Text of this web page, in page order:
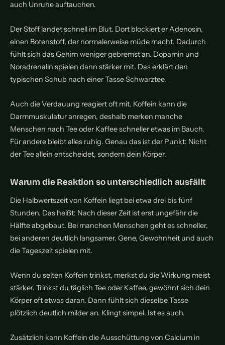
auch Unruhe auftauchen.
Der Stoff landet schnell im Blut. Dort blockiert er Adenosin,
einen Botenstoff, der normalerweise müde macht. Dadurch
fühlt sich das Gehirn weniger gebremst an. Dopamin und
Noradrenalin spielen dann stärker mit. Das erklärt den
typischen Schub nach einer Tasse Schwarztee.
Auch die Verdauung reagiert oft mit. Koffein kann die
Darmmuskulatur anregen, deshalb merken manche
Menschen nach Tee oder Kaffee schneller etwas im Bauch.
Für andere bleibt alles ruhig. Genau das ist der Punkt: Nicht
der Tee allein entscheidet, sondern dein Körper.
Warum die Reaktion so unterschiedlich ausfällt
Die Halbwertszeit von Koffein liegt bei etwa drei bis fünf
Stunden. Das heißt: Nach dieser Zeit ist erst ungefähr die
Hälfte abgebaut. Bei manchen Menschen geht es schneller,
bei anderen deutlich langsamer. Gene, Gewohnheit und auch
die Tageszeit spielen mit.
Wenn du selten Koffein trinkst, merkst du die Wirkung meist
stärker. Trinkst du täglich Tee oder Kaffee, gewöhnt sich dein
Körper oft etwas daran. Dann fühlt sich dieselbe Tasse
plötzlich deutlich milder an. Klingt simpel. Ist es auch.
Zusätzlich kann Koffein die Ausschüttung von Calcium in